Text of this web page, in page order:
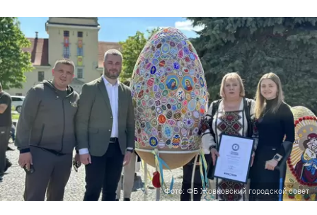
Фото: ФБ Жовковский городской совет